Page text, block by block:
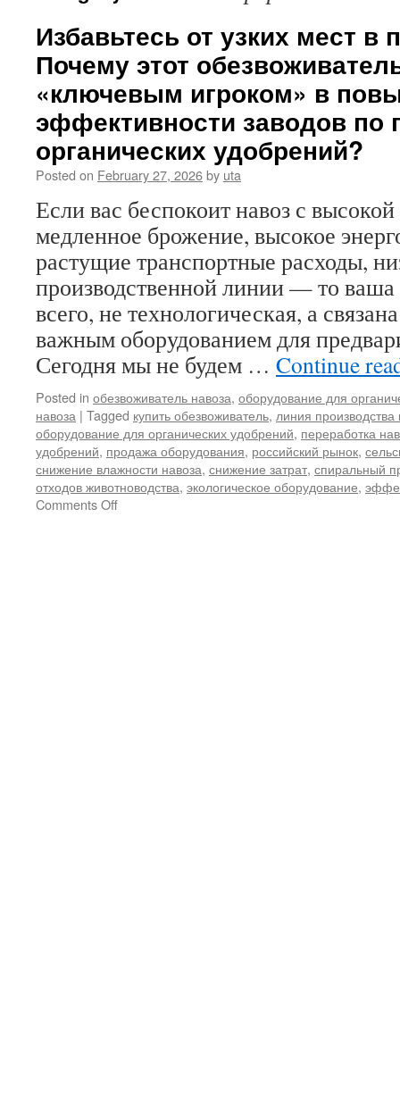
Избавьтесь от узких мест в
Почему этот
«ключевым игроком» в
эффективности заводов по
органических удобрений?
Posted on February 27, 2026by uta
Если вас беспокоит навоз с
медленное брожение, высокое
растущие транспортные расходы,
производственной линии — то ваша
всего, не технологическая, а
важным оборудованием для
Сегодня мы не будем … Continue
Posted in обезвоживатель навоза, оборудование для
навоза | Tagged купить обезвоживатель, линия производства
оборудование для органических удобрений, переработка
удобрений, продажа оборудования, российский рынок,
снижение влажности навоза, снижение затрат, спиральный
отходов животноводства, экологическое оборудование,
Comments Offon